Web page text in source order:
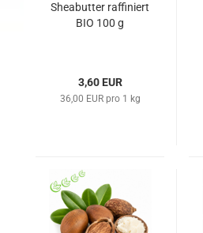
Sheabutter raffiniert
BIO 100 g
3,60 EUR
36,00 EUR pro 1 kg